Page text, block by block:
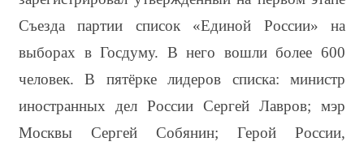
Съезда партии список «Единой России» на
выборах в Госдуму. В него вошли более 600
человек. В пятёрке лидеров списка: министр
иностранных дел России Сергей Лавров; мэр
Москвы Сергей Собянин; Герой России,